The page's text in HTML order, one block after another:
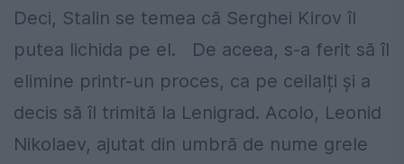
Deci, Stalin se temea că Serghei Kirov îl
putea lichida pe el. De aceea, s-a ferit să îl
elimine printr-un proces, ca pe ceilalți și a
decis să îl trimită la Lenigrad. Acolo, Leonid
Nikolaev, ajutat din umbră de nume grele